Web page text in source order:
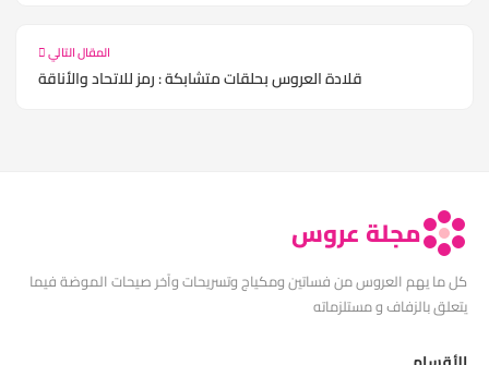
المقال التالي
قلادة العروس بحلقات متشابكة : رمز للاتحاد والأناقة
مجلة عروس
كل ما يهم العروس من فساتين ومكياج وتسريحات وآخر صيحات الموضة فيما
يتعلق بالزفاف و مستلزماته